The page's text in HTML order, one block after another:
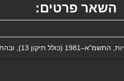
השאר פרטים:
13), ובהתאם ל